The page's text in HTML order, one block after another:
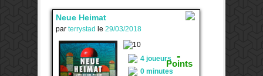
Neue Heimat
par terrystad le 29/03/2018
-
Points
4 joueurs
0 minutes